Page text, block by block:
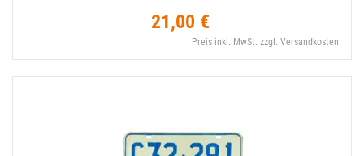
21,00 €
Preis inkl. MwSt. zzgl. Versandkosten